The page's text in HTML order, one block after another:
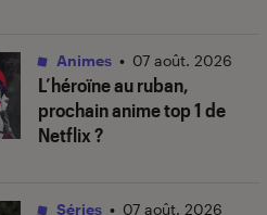
L’héroïne au ruban,
prochain anime top 1 de
Netflix ?
Animes • 07 août. 2026
Séries • 07 août. 2026